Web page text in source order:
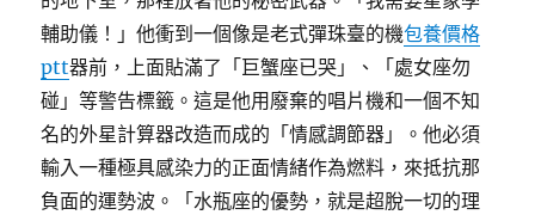
輔助儀！」他衝到一個像是老式彈珠臺的機包養價格
ptt器前，上面貼滿了「巨蟹座已哭」、「處女座勿
碰」等警告標籤。這是他用廢棄的唱片機和一個不知
名的外星計算器改造而成的「情感調節器」。他必須
輸入一種極具感染力的正面情緒作為燃料，來抵抗那
負面的運勢波。「水瓶座的優勢，就是超脫一切的理